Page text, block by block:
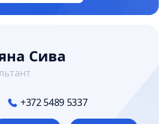
Сива
+372 5489 5337